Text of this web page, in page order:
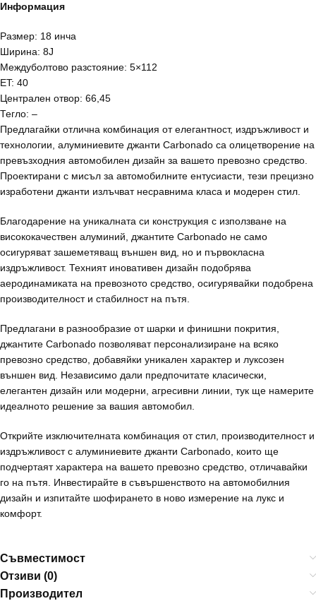
Информация
Размер: 18 инча
Ширина: 8J
Междуболтово разстояние: 5×112
ET: 40
Централен отвор: 66,45
Тегло: –
Предлагайки отлична комбинация от елегантност, издръжливост и
технологии, алуминиевите джанти Carbonado са олицетворение на
превъзходния автомобилен дизайн за вашето превозно средство.
Проектирани с мисъл за автомобилните ентусиасти, тези прецизно
изработени джанти излъчват несравнима класа и модерен стил.
Благодарение на уникалната си конструкция с използване на
висококачествен алуминий, джантите Carbonado не само
осигуряват зашеметяващ външен вид, но и първокласна
издръжливост. Техният иновативен дизайн подобрява
аеродинамиката на превозното средство, осигурявайки подобрена
производителност и стабилност на пътя.
Предлагани в разнообразие от шарки и финишни покрития,
джантите Carbonado позволяват персонализиране на всяко
превозно средство, добавяйки уникален характер и луксозен
външен вид. Независимо дали предпочитате класически,
елегантен дизайн или модерни, агресивни линии, тук ще намерите
идеалното решение за вашия автомобил.
Открийте изключителната комбинация от стил, производителност и
издръжливост с алуминиевите джанти Carbonado, които ще
подчертаят характера на вашето превозно средство, отличавайки
го на пътя. Инвестирайте в съвършенството на автомобилния
дизайн и изпитайте шофирането в ново измерение на лукс и
комфорт.
Съвместимост
Отзиви (0)
Производител